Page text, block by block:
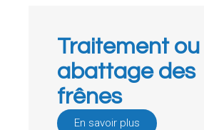
Traitement ou
abattage des
frênes
En savoir plus